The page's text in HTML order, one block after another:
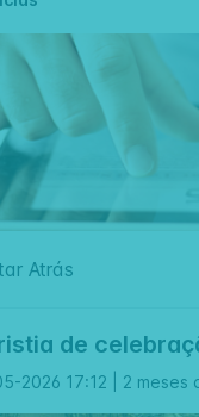
Atrás
de
2026 17:12 | 2 meses